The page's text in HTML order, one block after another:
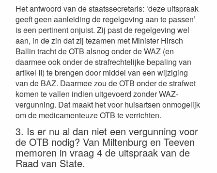
Het antwoord van de staatssecretaris: ‘deze uitspraak
geeft geen aanleiding de regelgeving aan te passen’
is een pertinent onjuist. Zij past de regelgeving wel
aan, in de zin dat zij tezamen met Minister Hirsch
Ballin tracht de OTB alsnog onder de WAZ (en
daarmee ook onder de strafrechtelijke bepaling van
artikel II) te brengen door middel van een wijziging
van de BAZ. Daarmee zou de OTB onder de strafwet
komen te vallen indien uitgevoerd zonder WAZ-
vergunning. Dat maakt het voor huisartsen onmogelijk
om de medicamenteuze OTB te verrichten.
3. Is er nu al dan niet een vergunning voor
de OTB nodig? Van Miltenburg en Teeven
memoren in vraag 4 de uitspraak van de
Raad van State.